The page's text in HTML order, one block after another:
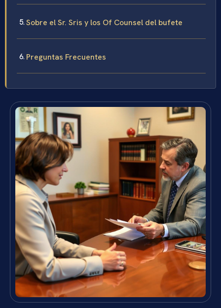
Sobre el Sr. Sris y los Of Counsel del bufete
Preguntas Frecuentes